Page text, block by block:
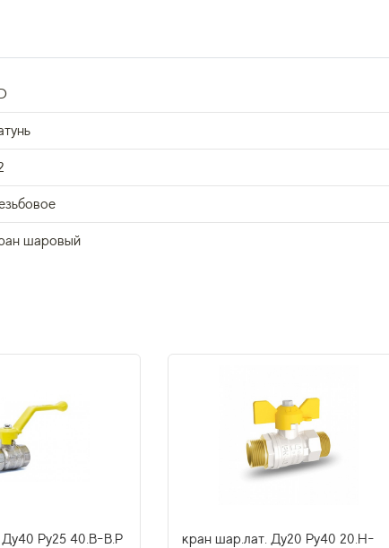
шаровый
Py25 40.В-В.Р
кран шар.лат. Ду20 Py40 20.Н-